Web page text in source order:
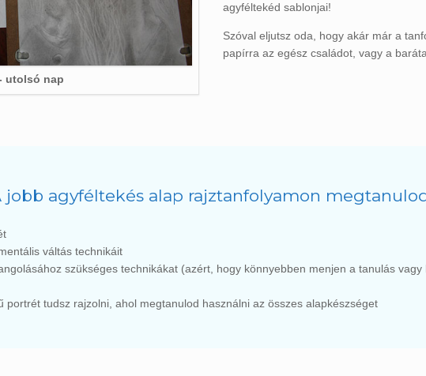
utolsó nap
agyféltekéd sablonjai!
Szóval eljutsz oda, hogy akár már a
papírra az egész családot, vagy a
jobb agyféltekés alap rajztanfolyamon
váltás technikáit
szükséges technikákat (azért, hogy könnyebben menjen a tanulás
portrét tudsz rajzolni, ahol megtanulod használni az összes alapkészséget